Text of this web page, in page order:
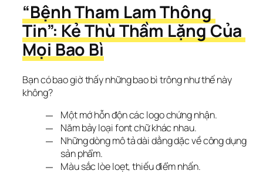
“Bệnh Tham Lam Thông
Tin”: Kẻ Thù Thầm Lặng Của
Mọi Bao Bì
Bạn có bao giờ thấy những bao bì trông như thế này
không?
Một mớ hỗn độn các logo chứng nhận.
Năm bảy loại font chữ khác nhau.
Những dòng mô tả dài dằng dặc về công dụng
sản phẩm.
Màu sắc lòe loẹt, thiếu điểm nhấn.